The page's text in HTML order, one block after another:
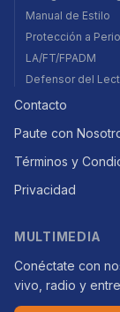
Manual de Estilo
Protección a
LA/FT/FPADM
Defensor del
Contacto
Paute con
Términos y
Privacidad
MULTIMEDIA
Conéctate con
vivo, radio y